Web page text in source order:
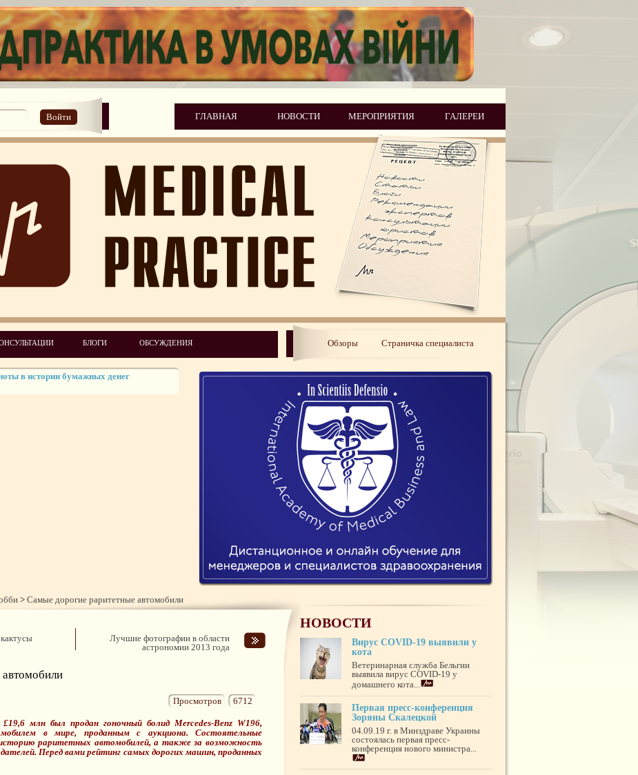
Войти ГЛАВНАЯ НОВОСТИ МЕРОПРИЯТИЯ ГАЛЕРЕИ
БЛОГИ ОБСУЖДЕНИЯ Обзоры Страничка специалиста
повседневных продуктов
стоят лучшие в мире лакомства?
отметил своё 50-летие
фоторепортаж)
в истории бумажных денег
треугольники" интернета
автомобили
> Самые дорогие раритетные автомобили
Лучшие фотографии в области
астрономии 2013 года
Просмотров 6712
млн был продан гоночный болид Mercedes-Benz W196,
в мире, проданным с аукциона. Состоятельные
раритетных автомобилей, а также за возможность
Перед вами рейтинг самых дорогих машин, проданных
НОВОСТИ
Вирус COVID-19 выявили у
кота
Ветеринарная служба Бельгии
выявила вирус COVID-19 у
домашнего кота...
Первая пресс-конференция
Зоряны Скалецкой
04.09.19 г. в Минздраве Украины
состоялась первая пресс-
конференция нового министра...